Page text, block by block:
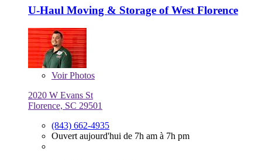
U-Haul Moving & Storage of West Florence
VoirPhotos
2020 W Evans St
Florence, SC 29501
(843) 662-4935
Ouvert aujourd'hui de 7h am à 7h pm